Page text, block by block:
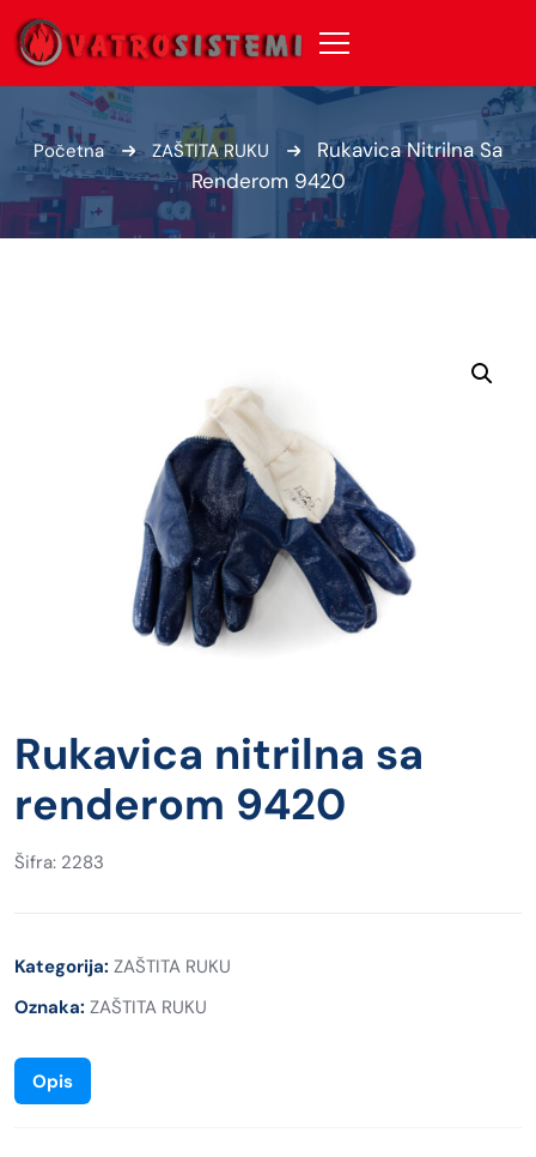
Početna ZAŠTITA RUKU
Rukavica Nitrilna Sa
Renderom 9420
Rukavica nitrilna sa
renderom 9420
Šifra: 2283
Kategorija: ZAŠTITA RUKU
Oznaka: ZAŠTITA RUKU
Opis